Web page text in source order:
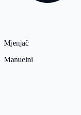
Mjenjač
Manuelni